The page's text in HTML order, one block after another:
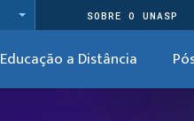
SOBRE O UNASP
Educação a Distância